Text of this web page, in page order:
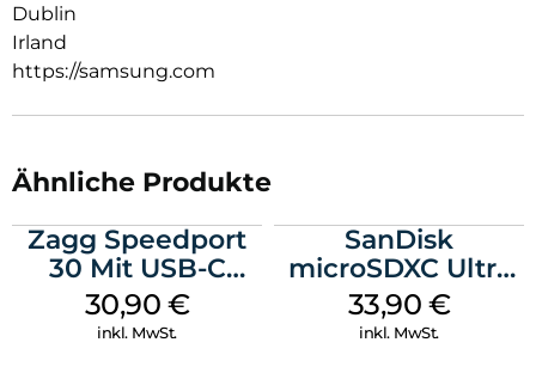
Dublin
Irland
https://samsung.com
Ähnliche Produkte
Zagg Speedport
30 Mit USB-C
Kabel Weiß
30,90 €
inkl. MwSt.
SanDisk
microSDXC Ultra
128 GB + Adapter
Mobile
33,90 €
inkl. MwSt.